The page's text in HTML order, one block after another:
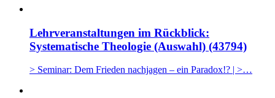
Lehrveranstaltungen im Rückblick:
Systematische Theologie (Auswahl) (43794)
> Seminar: Dem Frieden nachjagen – ein Paradox!? | >…